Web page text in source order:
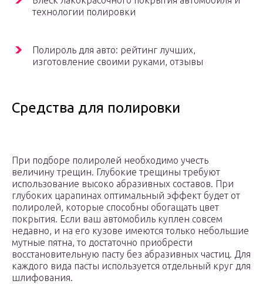
технологии полировки
Полироль для авто: рейтинг лучших,
изготовление своими руками, отзывы
Средства для полировки
При подборе полиролей необходимо учесть
величину трещин. Глубокие трещины требуют
использование высоко абразивных составов. При
глубоких царапинах оптимальный эффект будет от
полиролей, которые способны обогащать цвет
покрытия. Если ваш автомобиль куплен совсем
недавно, и на его кузове имеются только небольшие
мутные пятна, то достаточно приобрести
восстановительную пасту без абразивных частиц. Для
каждого вида пасты используется отдельный круг для
шлифования.